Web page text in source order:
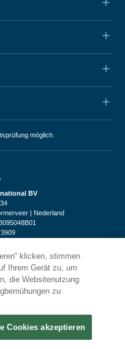
möglich.
BV
| Nederland
klicken, stimmen
Ihrem Gerät zu, um
die Websitenutzung
zu
Cookies akzeptieren